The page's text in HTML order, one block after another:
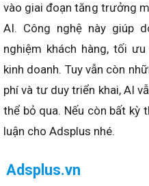
vào giai đoạn tăng trưởng
AI. Công nghệ này giúp
nghiệm khách hàng, tối
kinh doanh. Tuy vẫn còn
phí và tư duy triển khai, AI
thể bỏ qua. Nếu còn bất kỳ
luận cho Adsplus nhé.
Adsplus.vn